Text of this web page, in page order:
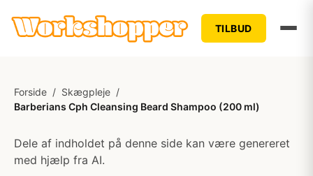
TILBUD
Forside / Skægpleje /
Barberians Cph Cleansing Beard Shampoo (200 ml)
Dele af indholdet på denne side kan være genereret
med hjælp fra AI.